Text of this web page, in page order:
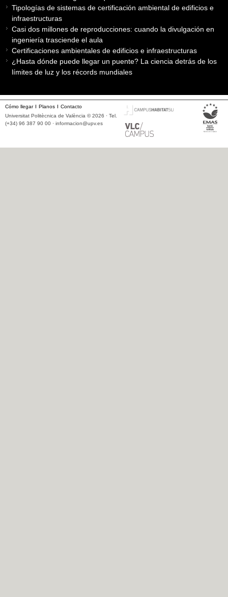
Tipologías de sistemas de certificación ambiental de edificios e
infraestructuras
Casi dos millones de reproducciones: cuando la divulgación en
ingeniería trasciende el aula
Certificaciones ambientales de edificios e infraestructuras
¿Hasta dónde puede llegar un puente? La ciencia detrás de los
límites de luz y los récords mundiales
Cómo llegar Planos
Contacto
Universitat Politècnica de València © 2026 · Tel.
(+34) 96 387 90 00 · informacion@upv.es